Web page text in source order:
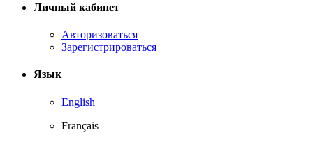
Личный кабинет
Авторизоваться
Зарегистрироваться
Язык
English
Français